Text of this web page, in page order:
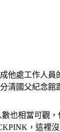
處工作人員
清國父紀念館
也相當可觀
，這裡